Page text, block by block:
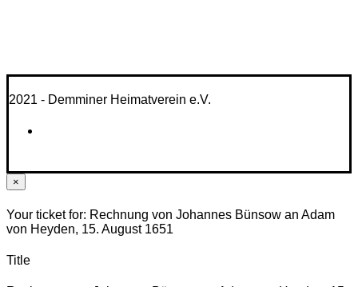
2021 - Demminer Heimatverein e.V.
×
Your ticket for: Rechnung von Johannes Bünsow an Adam
von Heyden, 15. August 1651
Title